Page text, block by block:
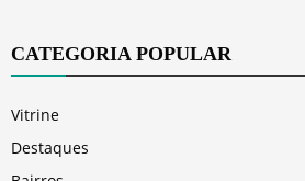
CATEGORIA POPULAR
Vitrine
Destaques